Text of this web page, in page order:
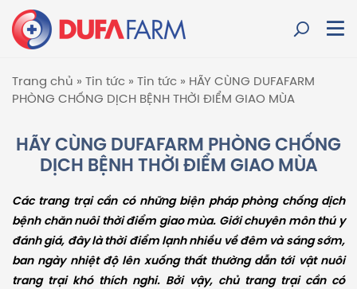
Trang chủ » Tin tức » Tin tức » HÃY CÙNG DUFAFARM
PHÒNG CHỐNG DỊCH BỆNH THỜI ĐIỂM GIAO MÙA
HÃY CÙNG DUFAFARM PHÒNG CHỐNG
DỊCH BỆNH THỜI ĐIỂM GIAO MÙA
Các trang trại cần có những biện pháp phòng chống dịch
bệnh chăn nuôi thời điểm giao mùa. Giới chuyên môn thú y
đánh giá, đây là thời điểm lạnh nhiều về đêm và sáng sớm,
ban ngày nhiệt độ lên xuống thất thường dẫn tới vật nuôi
trang trại khó thích nghi. Bởi vậy, chủ trang trại cần có